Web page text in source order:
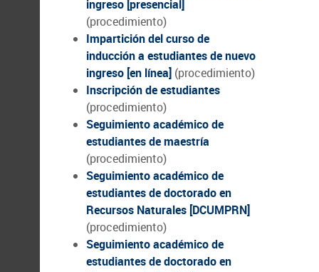
ingreso [presencial]
(procedimiento)
Impartición del curso de
inducción a estudiantes de nuevo
ingreso [en línea] (procedimiento)
Inscripción de estudiantes
(procedimiento)
Seguimiento académico de
estudiantes de maestría
(procedimiento)
Seguimiento académico de
estudiantes de doctorado en
Recursos Naturales [DCUMPRN]
(procedimiento)
Seguimiento académico de
estudiantes de doctorado en